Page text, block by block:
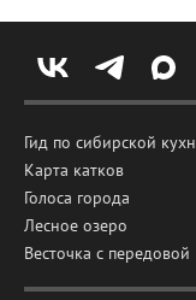
Гид по сибирской
Карта катков
Голоса города
Лесное озеро
Весточка с передовой